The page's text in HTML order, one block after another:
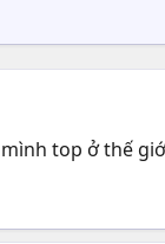
top ở thế